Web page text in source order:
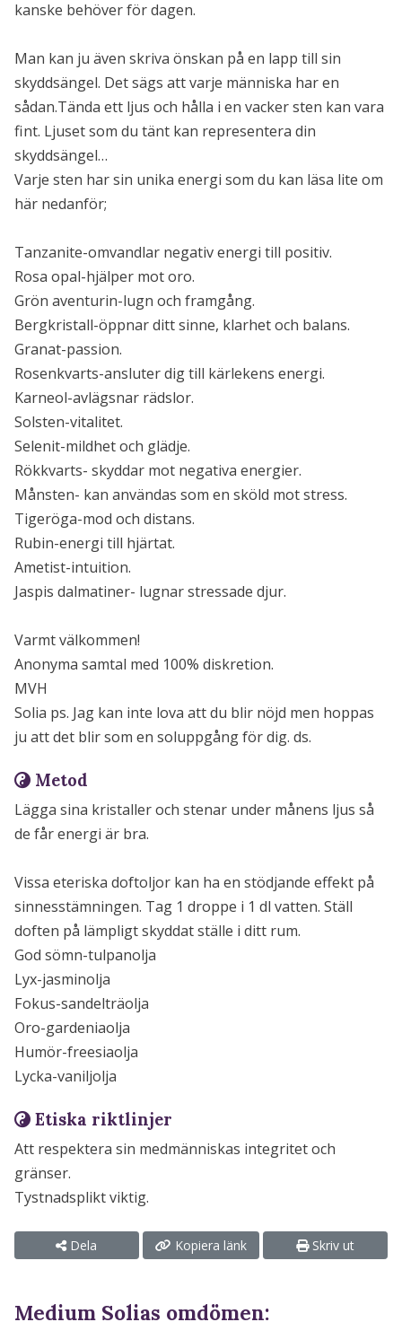
kanske behöver för dagen.
Man kan ju även skriva önskan på en lapp till sin
skyddsängel. Det sägs att varje människa har en
sådan.Tända ett ljus och hålla i en vacker sten kan vara
fint. Ljuset som du tänt kan representera din
skyddsängel…
Varje sten har sin unika energi som du kan läsa lite om
här nedanför;
Tanzanite-omvandlar negativ energi till positiv.
Rosa opal-hjälper mot oro.
Grön aventurin-lugn och framgång.
Bergkristall-öppnar ditt sinne, klarhet och balans.
Granat-passion.
Rosenkvarts-ansluter dig till kärlekens energi.
Karneol-avlägsnar rädslor.
Solsten-vitalitet.
Selenit-mildhet och glädje.
Rökkvarts- skyddar mot negativa energier.
Månsten- kan användas som en sköld mot stress.
Tigeröga-mod och distans.
Rubin-energi till hjärtat.
Ametist-intuition.
Jaspis dalmatiner- lugnar stressade djur.
Varmt välkommen!
Anonyma samtal med 100% diskretion.
MVH
Solia ps. Jag kan inte lova att du blir nöjd men hoppas
ju att det blir som en soluppgång för dig. ds.
Metod
Lägga sina kristaller och stenar under månens ljus så
de får energi är bra.
Vissa eteriska doftoljor kan ha en stödjande effekt på
sinnesstämningen. Tag 1 droppe i 1 dl vatten. Ställ
doften på lämpligt skyddat ställe i ditt rum.
God sömn-tulpanolja
Lyx-jasminolja
Fokus-sandelträolja
Oro-gardeniaolja
Humör-freesiaolja
Lycka-vaniljolja
Etiska riktlinjer
Att respektera sin medmänniskas integritet och
gränser.
Tystnadsplikt viktig.
Dela Kopiera länk Skriv ut
Medium Solias omdömen: